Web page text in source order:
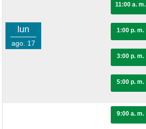
lun
ago. 17
11:00 a. m.
1:00 p. m.
3:00 p. m.
5:00 p. m.
9:00 a. m.